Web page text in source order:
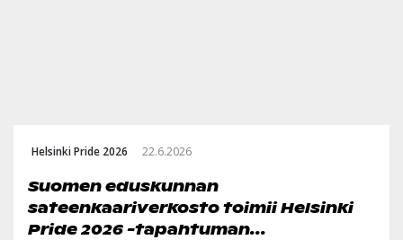
Helsinki Pride 2026 22.6.2026
Suomen eduskunnan
sateenkaariverkosto toimii Helsinki
Pride 2026 -tapahtuman...